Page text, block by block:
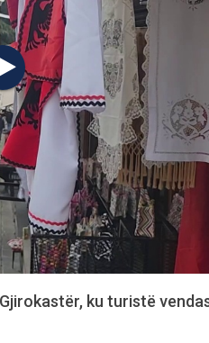
ku turistë